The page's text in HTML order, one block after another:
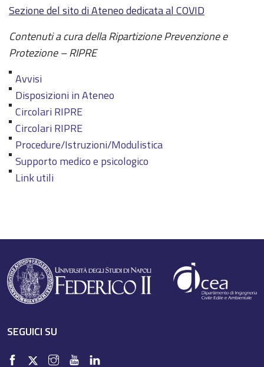
Sezione del sito di Ateneo dedicata al COVID
Contenuti a cura della Ripartizione Prevenzione e
Protezione – RIPRE
Avvisi
Disposizioni in Ateneo
Circolari RIPRE
Circolari RIPRE
Procedure/Istruzioni/Modulistica
Supporto medico e psicologico
Link utili
SEGUICI SU